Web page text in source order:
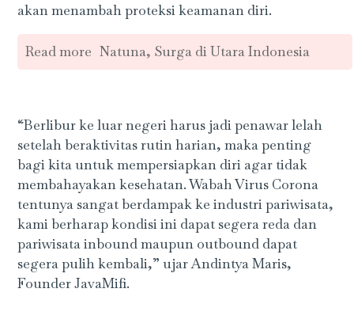
akan menambah proteksi keamanan diri.
Read more Natuna, Surga di Utara Indonesia
“Berlibur ke luar negeri harus jadi penawar lelah
setelah beraktivitas rutin harian, maka penting
bagi kita untuk mempersiapkan diri agar tidak
membahayakan kesehatan. Wabah Virus Corona
tentunya sangat berdampak ke industri pariwisata,
kami berharap kondisi ini dapat segera reda dan
pariwisata inbound maupun outbound dapat
segera pulih kembali,” ujar Andintya Maris,
Founder JavaMifi.